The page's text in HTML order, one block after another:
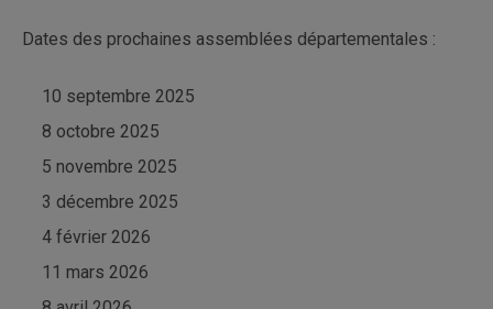
Dates des prochaines assemblées départementales :
10 septembre 2025
8 octobre 2025
5 novembre 2025
3 décembre 2025
4 février 2026
11 mars 2026